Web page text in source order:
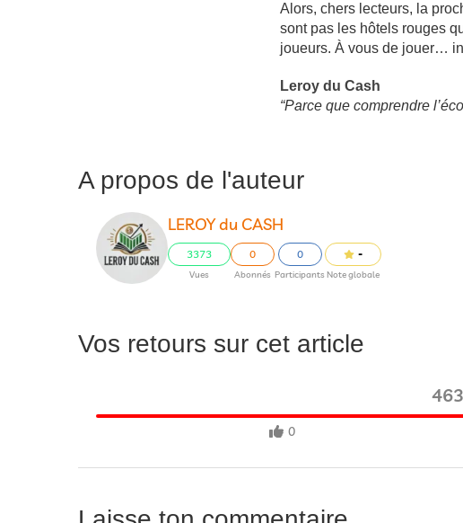
Alors, chers lecteurs, la
sont pas les hôtels rouges
joueurs. À vous de jouer…
Leroy du Cash
“Parce que comprendre
A propos de l'auteur
LEROY du CASH
3373
Vues
0
Abonnés
0
Participants
-
Note globale
Vos retours sur cet article
0